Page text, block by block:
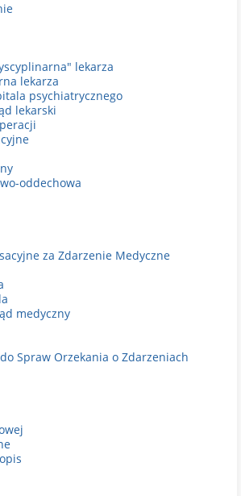
lekarza
lekarza
psychiatrycznego
lekarski
oddechowa
za Zdarzenie Medyczne
medyczny
Spraw Orzekania o Zdarzeniach